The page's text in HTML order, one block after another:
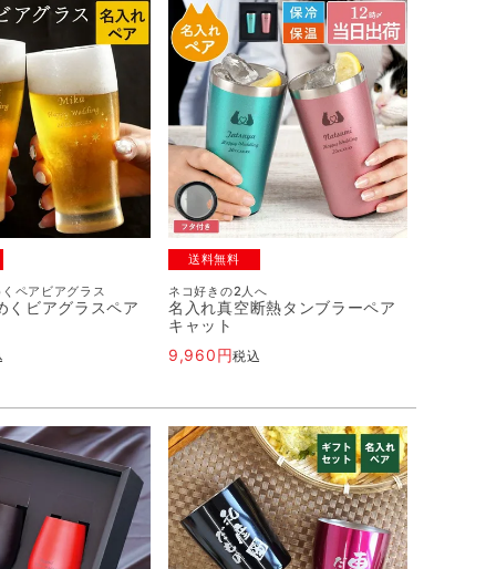
ペアビアグラス
くビアグラスペア
送料無料
ネコ好きの2人へ
名入れ真空断熱タンブラーペア
キャット
9,960
税込